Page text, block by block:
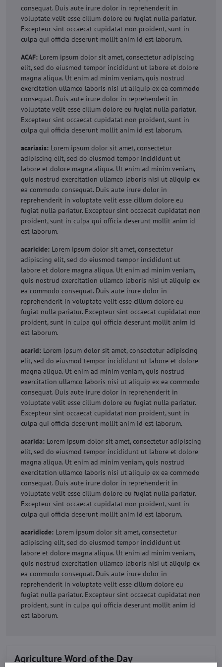
consequat. Duis aute irure dolor in reprehenderit in
voluptate velit esse cillum dolore eu fugiat nulla pariatur.
Excepteur sint occaecat cupidatat non proident, sunt in
culpa qui officia deserunt mollit anim id est laborum.
ACAF: Lorem ipsum dolor sit amet, consectetur adipiscing
elit, sed do eiusmod tempor incididunt ut labore et dolore
magna aliqua. Ut enim ad minim veniam, quis nostrud
exercitation ullamco laboris nisi ut aliquip ex ea commodo
consequat. Duis aute irure dolor in reprehenderit in
voluptate velit esse cillum dolore eu fugiat nulla pariatur.
Excepteur sint occaecat cupidatat non proident, sunt in
culpa qui officia deserunt mollit anim id est laborum.
acariasis: Lorem ipsum dolor sit amet, consectetur
adipiscing elit, sed do eiusmod tempor incididunt ut
labore et dolore magna aliqua. Ut enim ad minim veniam,
quis nostrud exercitation ullamco laboris nisi ut aliquip ex
ea commodo consequat. Duis aute irure dolor in
reprehenderit in voluptate velit esse cillum dolore eu
fugiat nulla pariatur. Excepteur sint occaecat cupidatat non
proident, sunt in culpa qui officia deserunt mollit anim id
est laborum.
acaricide: Lorem ipsum dolor sit amet, consectetur
adipiscing elit, sed do eiusmod tempor incididunt ut
labore et dolore magna aliqua. Ut enim ad minim veniam,
quis nostrud exercitation ullamco laboris nisi ut aliquip ex
ea commodo consequat. Duis aute irure dolor in
reprehenderit in voluptate velit esse cillum dolore eu
fugiat nulla pariatur. Excepteur sint occaecat cupidatat non
proident, sunt in culpa qui officia deserunt mollit anim id
est laborum.
acarid: Lorem ipsum dolor sit amet, consectetur adipiscing
elit, sed do eiusmod tempor incididunt ut labore et dolore
magna aliqua. Ut enim ad minim veniam, quis nostrud
exercitation ullamco laboris nisi ut aliquip ex ea commodo
consequat. Duis aute irure dolor in reprehenderit in
voluptate velit esse cillum dolore eu fugiat nulla pariatur.
Excepteur sint occaecat cupidatat non proident, sunt in
culpa qui officia deserunt mollit anim id est laborum.
acarida: Lorem ipsum dolor sit amet, consectetur adipiscing
elit, sed do eiusmod tempor incididunt ut labore et dolore
magna aliqua. Ut enim ad minim veniam, quis nostrud
exercitation ullamco laboris nisi ut aliquip ex ea commodo
consequat. Duis aute irure dolor in reprehenderit in
voluptate velit esse cillum dolore eu fugiat nulla pariatur.
Excepteur sint occaecat cupidatat non proident, sunt in
culpa qui officia deserunt mollit anim id est laborum.
acaridicde: Lorem ipsum dolor sit amet, consectetur
adipiscing elit, sed do eiusmod tempor incididunt ut
labore et dolore magna aliqua. Ut enim ad minim veniam,
quis nostrud exercitation ullamco laboris nisi ut aliquip ex
ea commodo consequat. Duis aute irure dolor in
reprehenderit in voluptate velit esse cillum dolore eu
fugiat nulla pariatur. Excepteur sint occaecat cupidatat non
proident, sunt in culpa qui officia deserunt mollit anim id
est laborum.
Agriculture Word of the Day